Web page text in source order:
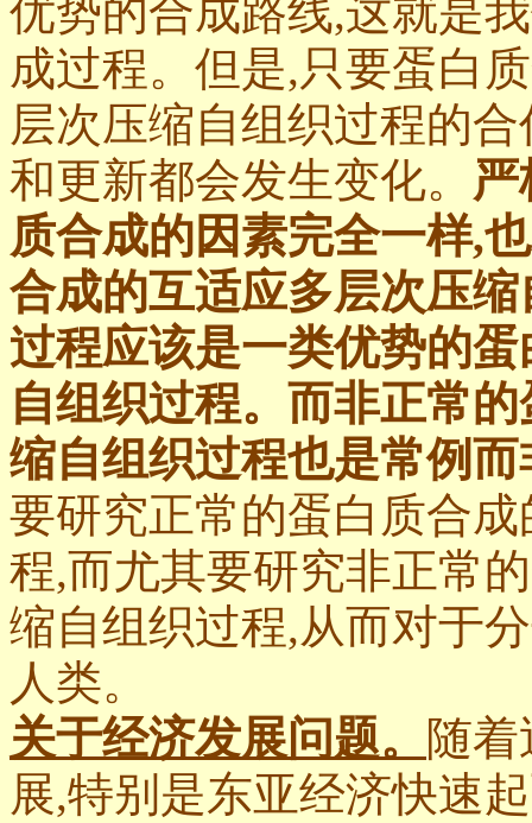
优势的合成路线,这就是
成过程。但是,只要蛋白
层次压缩自组织过程的
和更新都会发生变化。
质合成的因素完全一样,
合成的互适应多层次压
过程应该是一类优势的
自组织过程。而非正常
缩自组织过程也是常例
要研究正常的蛋白质合成
程,而尤其要研究非正常
缩自组织过程,从而对于
人类。
关于经济发展问题。 随
展,特别是东亚经济快速